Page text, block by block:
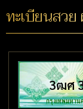
ทะเบียนสว
3ฒศ